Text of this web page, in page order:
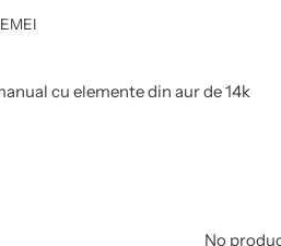
cu elemente din aur de 14k
No